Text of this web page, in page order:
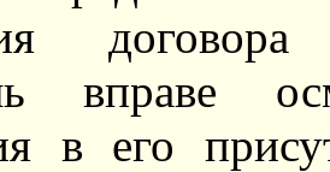
вправе
в его